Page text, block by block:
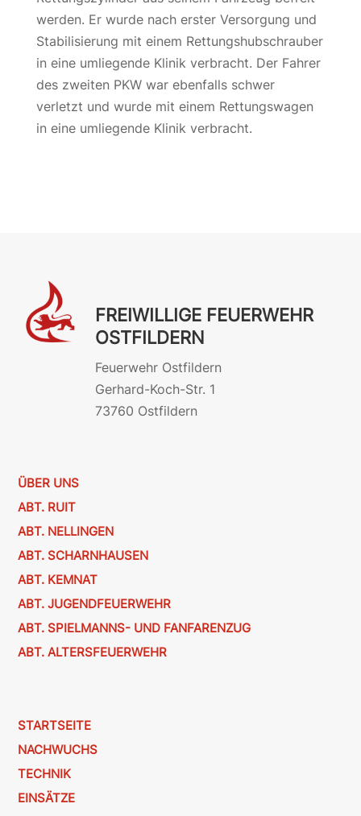
werden. Er wurde nach erster Versorgung und
Stabilisierung mit einem Rettungshubschrauber
in eine umliegende Klinik verbracht. Der Fahrer
des zweiten PKW war ebenfalls schwer
verletzt und wurde mit einem Rettungswagen
in eine umliegende Klinik verbracht.
FREIWILLIGE FEUERWEHR
OSTFILDERN
Feuerwehr Ostfildern
Gerhard-Koch-Str. 1
73760 Ostfildern
ÜBER UNS
ABT. RUIT
ABT. NELLINGEN
ABT. SCHARNHAUSEN
ABT. KEMNAT
ABT. JUGENDFEUERWEHR
ABT. SPIELMANNS- UND FANFARENZUG
ABT. ALTERSFEUERWEHR
STARTSEITE
NACHWUCHS
TECHNIK
EINSÄTZE